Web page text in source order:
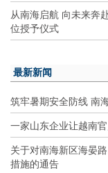
从南海启航 向未来奔
位授予仪式
最新新闻
筑牢暑期安全防线 南
一家山东企业让越南
关于对南海新区海晏
措施的通告